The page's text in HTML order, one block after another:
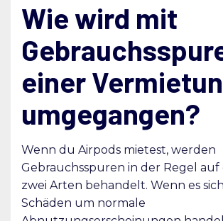
Wie wird mit
einer
umgegangen?
Wenn du Airpods mietest, werden
Gebrauchsspuren in der Regel auf
zwei Arten behandelt. Wenn es
Schäden um normale